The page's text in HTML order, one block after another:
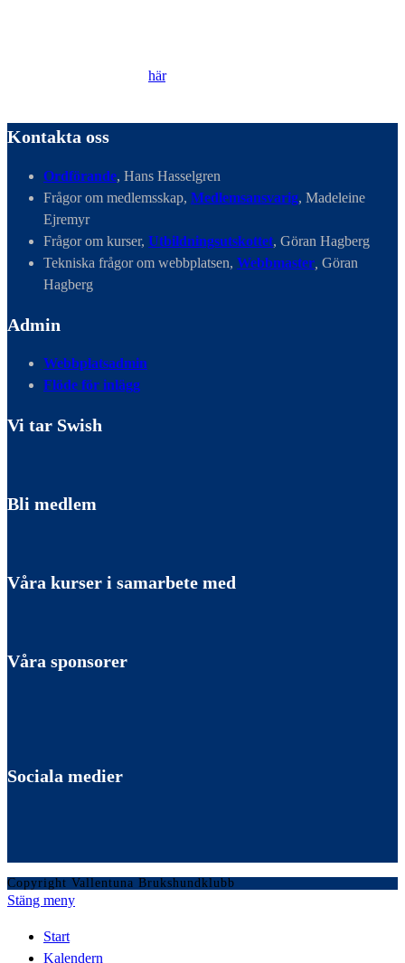
här.
Kontakta oss
Ordförande, Hans Hasselgren
Frågor om medlemsskap, Medlemsansvarig, Madeleine
Ejremyr
Frågor om kurser, Utbildningsutskottet, Göran Hagberg
Tekniska frågor om webbplatsen, Webbmaster Göran
Hagberg
Admin
Webbplatsadmin
Flöde för inlägg
Vi tar Swish
Bli medlem
Våra kurser i samarbete med
Våra sponsorer
Sociala medier
Copyright Vallentuna Brukshundklubb
Stäng meny
Start
Kalendern